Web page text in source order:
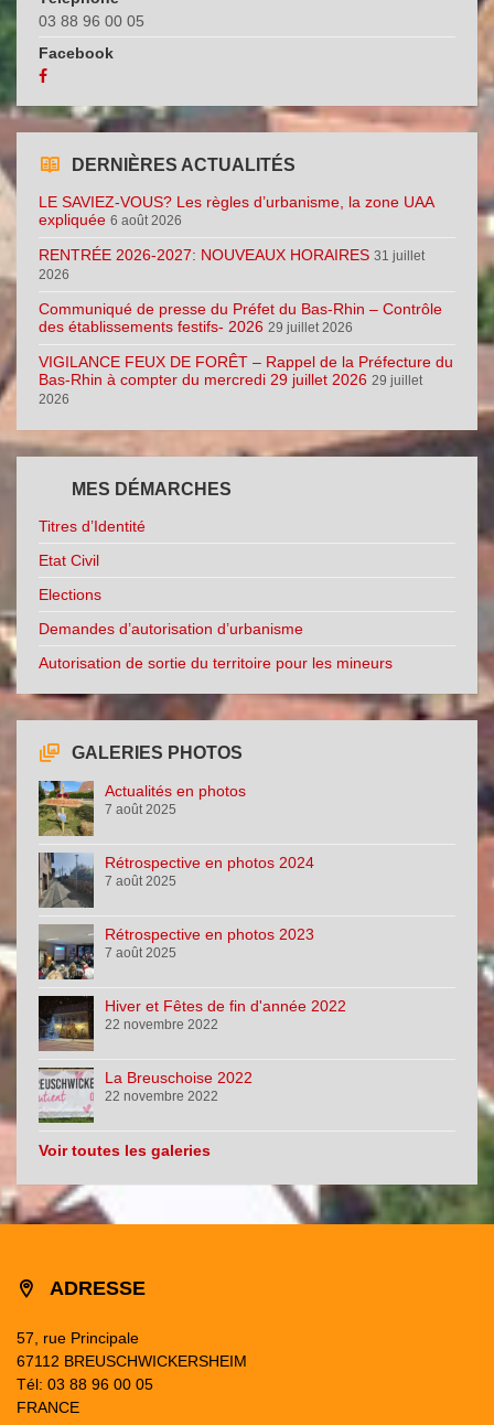
03 88 96 00 05
Facebook
DERNIÈRES ACTUALITÉS
LE SAVIEZ-VOUS? Les règles d’urbanisme, la zone UAA
expliquée 6 août 2026
RENTRÉE 2026-2027: NOUVEAUX HORAIRES 31 juillet
2026
Communiqué de presse du Préfet du Bas-Rhin – Contrôle
des établissements festifs- 2026 29 juillet 2026
VIGILANCE FEUX DE FORÊT – Rappel de la Préfecture du
Bas-Rhin à compter du mercredi 29 juillet 2026 29 juillet
2026
MES DÉMARCHES
Titres d’Identité
Etat Civil
Elections
Demandes d’autorisation d’urbanisme
Autorisation de sortie du territoire pour les mineurs
GALERIES PHOTOS
Actualités en photos
7 août 2025
Rétrospective en photos 2024
7 août 2025
Rétrospective en photos 2023
7 août 2025
Hiver et Fêtes de fin d'année 2022
22 novembre 2022
La Breuschoise 2022
22 novembre 2022
Voir toutes les galeries
ADRESSE
57, rue Principale
67112 BREUSCHWICKERSHEIM
Tél: 03 88 96 00 05
FRANCE